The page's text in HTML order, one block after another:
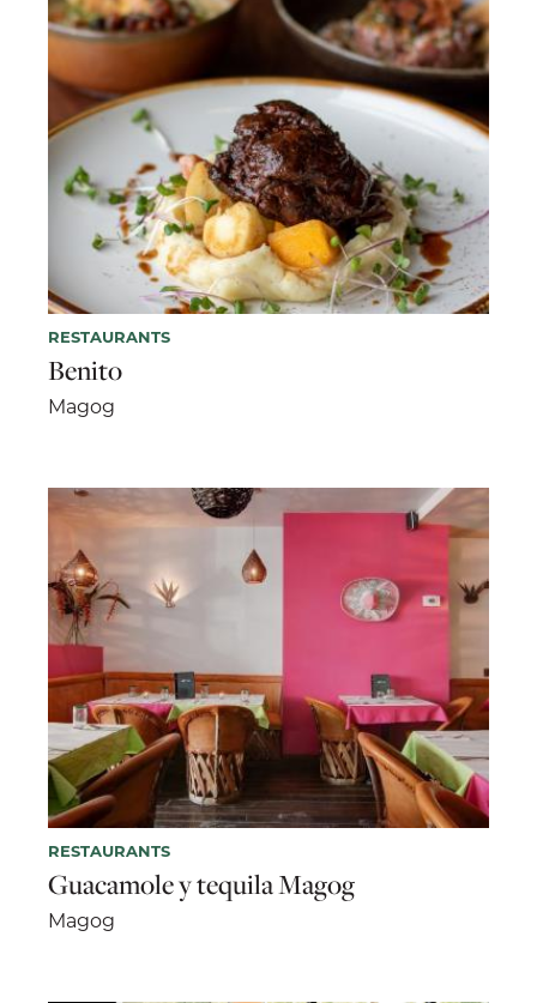
RESTAURANTS
Benito
Magog
RESTAURANTS
Guacamole y tequila Magog
Magog